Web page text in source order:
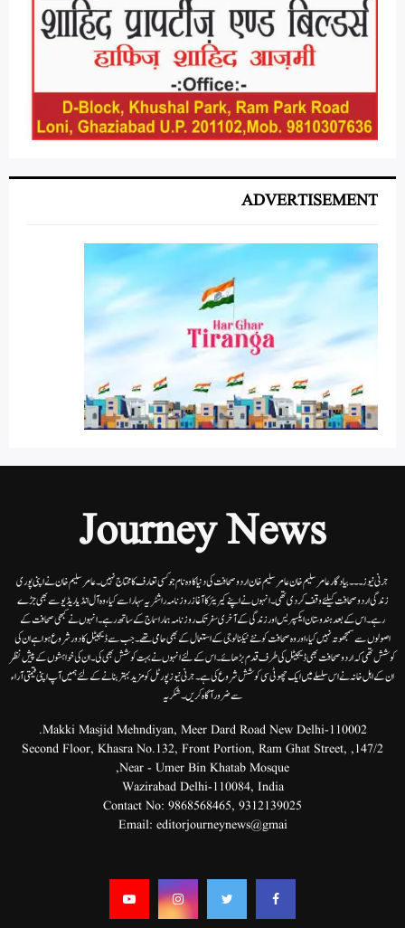
ADVERTISEMENT
Journey News
جرنی نیوز۔۔۔بیاد گار عامر سلیم خان عامر سلیم خان اردوصحافت کی دنیا کاوہ نام جو کسی تعارف کا محتاج نہیں۔عامرسلیم خان نے اپنی پوری
زندگی اردوصحافت کیلئے وقف کردی تھی۔انہوں نے اپنے کیریئر کا آغاز روزنامہ راشٹریہ سہارا سے کیا،وہ آل انڈیا ریڈیوسے بھی جڑے
رہے۔ اس کے بعد ہندوستان ایکسپریس اور زندگی کے آخری سفر تک روزنامہ ہمارا سماج کے ساتھ رہے۔ انہوں نے کبھی صحافت کے
اصولوں سے سمجھوتہ نہیں کیا، اور وہ صحافت کو نئے ٹیکنالوجی کے استعمال کے بھی حامی تھے۔ جب سے ڈیجیٹل کا دور شروع ہوا ہے ان کی
کوشش تھی کہ اردو صحافت بھی ڈیجیٹل کی طرف قدم بڑھائے۔ اس کے لئے انہوں نے بہت کوشش بھی کی۔ ان کی خواہشوں کے پیش نظر
ان کے اہل خانہ نے اس سلسلے میں ایک چھوٹی سی کوشش شروع کی ہے۔جرنی نیوز پورٹل کو مزید بہتر بنانے کے لئے ہمیں آپ اپنی قیمتی آراء
سے ضرور آگاہ کریں۔شکریہ
Makki Masjid Mehndiyan, Meer Dard Road New Delhi-110002.
147/2, Second Floor, Khasra No.132, Front Portion, Ram Ghat Street,
Near - Umer Bin Khatab Mosque,
Wazirabad Delhi-110084, India
Contact No: 9868568465, 9312139025
Email: editorjourneynews@gmai